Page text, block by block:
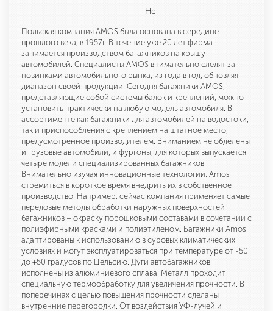
- Нет
Польская компания AMOS была основана в середине
прошлого века, в 1957г. В течение уже 20 лет фирма
занимается производством багажников на крышу
автомобилей. Специалисты AMOS внимательно следят за
новинками автомобильного рынка, из года в год, обновляя
диапазон своей продукции. Сегодня багажники AMOS,
представляющие собой системы балок и креплений, можно
установить практически на любую модель автомобиля. В
ассортименте как багажники для автомобилей на водостоки,
так и приспособления с креплением на штатное место,
предусмотренное производителем. Вниманием не обделены
и грузовые автомобили, и фургоны, для которых выпускается
четыре модели специализированных багажников.
Внимательно изучая инновационные технологии, Amos
стремиться в короткое время внедрить их в собственное
производство. Например, сейчас компания применяет самые
передовые методы обработки наружных поверхностей
багажников – окраску порошковыми составами в сочетании с
полиэфирными красками и полиэтиленом. Багажники Amos
адаптированы к использованию в суровых климатических
условиях и могут эксплуатироваться при температуре от -50
до +50 градусов по Цельсию. Дуги автобагажников
исполнены из алюминиевого сплава. Металл проходит
специальную термообработку для увеличения прочности. В
поперечинах с целью повышения прочности сделаны
внутренние перегородки. От воздействия УФ-лучей и